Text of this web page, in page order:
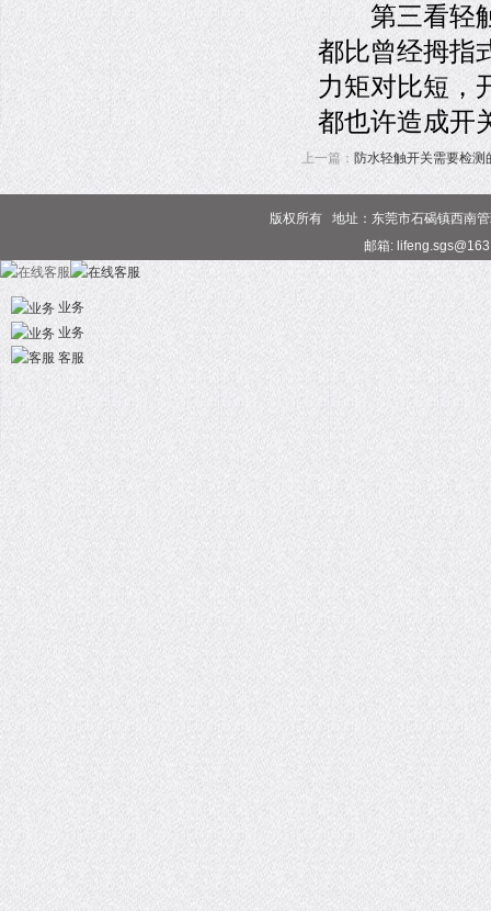
第三看轻触
都比曾经拇指
力矩对比短，
都也许造成开
上一篇： 防水轻触开关需要检测
版权所有 地址：东莞市石碣镇西南
邮箱:
业务
业务
客服